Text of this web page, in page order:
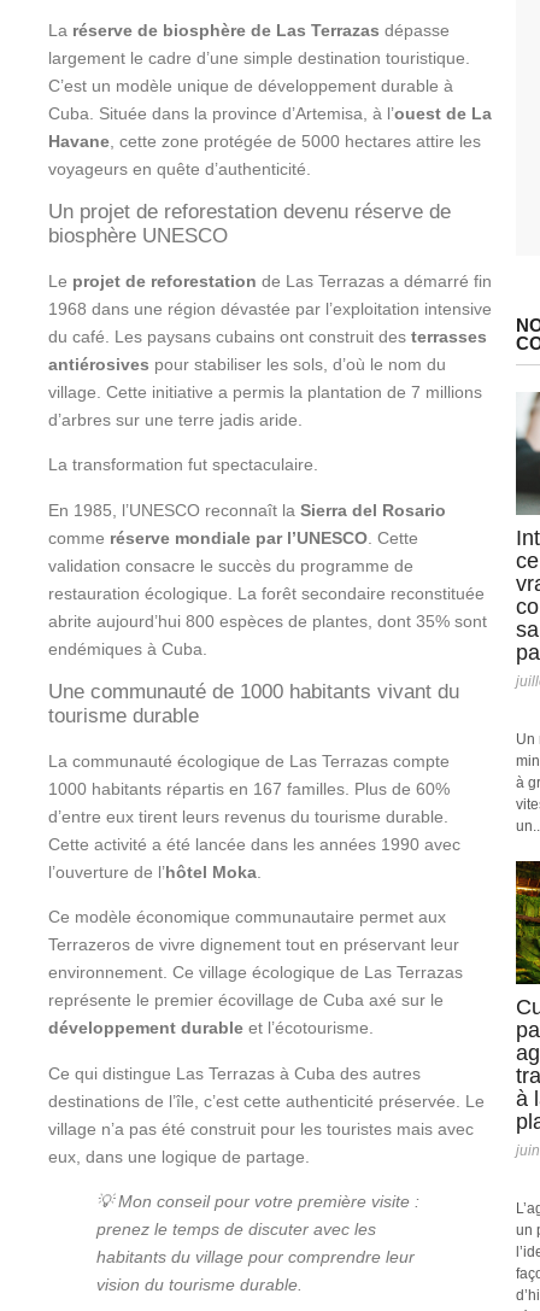
La réserve de biosphère de Las Terrazas dépasse
largement le cadre d’une simple destination touristique.
C’est un modèle unique de développement durable à
Cuba. Située dans la province d’Artemisa, à l’ouest de La
Havane , cette zone protégée de 5000 hectares attire les
voyageurs en quête d’authenticité.
Un projet de reforestation devenu réserve de
biosphère UNESCO
Le projet de reforestation de Las Terrazas a démarré fin
1968 dans une région dévastée par l’exploitation intensive
du café. Les paysans cubains ont construit des terrasses
antiérosives pour stabiliser les sols, d’où le nom du
village. Cette initiative a permis la plantation de 7 millions
d’arbres sur une terre jadis aride.
La transformation fut spectaculaire.
En 1985, l’UNESCO reconnaît la Sierra del Rosario
comme réserve mondiale par l’UNESCO . Cette
validation consacre le succès du programme de
restauration écologique. La forêt secondaire reconstituée
abrite aujourd’hui 800 espèces de plantes, dont 35% sont
endémiques à Cuba.
Une communauté de 1000 habitants vivant du
tourisme durable
La communauté écologique de Las Terrazas compte
1000 habitants répartis en 167 familles. Plus de 60%
d’entre eux tirent leurs revenus du tourisme durable.
Cette activité a été lancée dans les années 1990 avec
l’ouverture de l’hôtel Moka
Ce modèle économique communautaire permet aux
Terrazeros de vivre dignement tout en préservant leur
environnement. Ce village écologique de Las Terrazas
représente le premier écovillage de Cuba axé sur le
développement durable et l’écotourisme.
Ce qui distingue Las Terrazas à Cuba des autres
destinations de l’île, c’est cette authenticité préservée. Le
village n’a pas été construit pour les touristes mais avec
eux, dans une logique de partage.
💡 Mon conseil pour votre première visite :
prenez le temps de discuter avec les
habitants du village pour comprendre leur
vision du tourisme durable.
Un
à
à
un